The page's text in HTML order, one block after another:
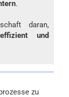
.
daran,
und
zu